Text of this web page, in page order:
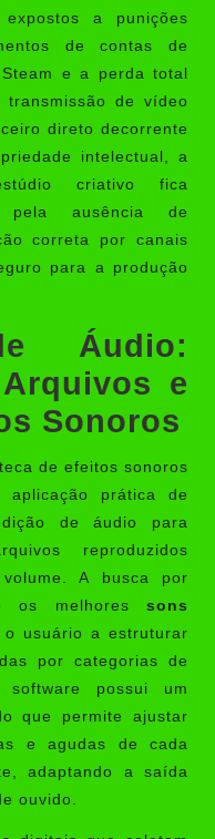
a punições
de contas de
e a perda total
de vídeo
direto decorrente
intelectual, a
criativo fica
pela ausência de
correta por canais
para a produção
Áudio:
e
Sonoros
de efeitos sonoros
prática de
de áudio para
reproduzidos
A busca por
os melhores sons
usuário a estruturar
por categorias de
possui um
que permite ajustar
e agudas de cada
adaptando a saída
ouvido.